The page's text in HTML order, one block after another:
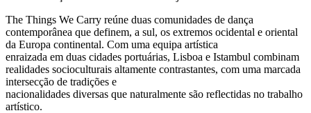
The Things We Carry reúne duas comunidades de dança
contemporânea que definem, a sul, os extremos ocidental e oriental
da Europa continental. Com uma equipa artística
enraizada em duas cidades portuárias, Lisboa e Istambul combinam
realidades socioculturais altamente contrastantes, com uma marcada
intersecção de tradições e
nacionalidades diversas que naturalmente são reflectidas no trabalho
artístico.